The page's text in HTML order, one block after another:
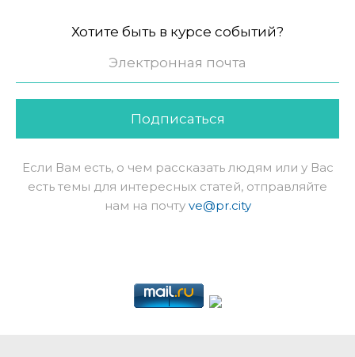
Хотите быть в курсе событий?
Подписаться
Если Вам есть, о чем рассказать людям или у Вас
есть темы для интересных статей, отправляйте
нам на почту ve@pr.city